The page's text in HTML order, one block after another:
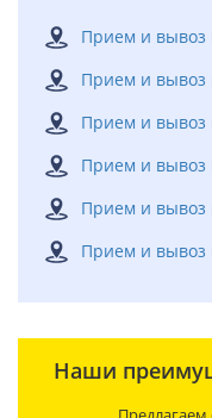
Прием и вывоз
Прием и вывоз
Прием и вывоз
Прием и вывоз
Прием и вывоз
Прием и вывоз
Наши